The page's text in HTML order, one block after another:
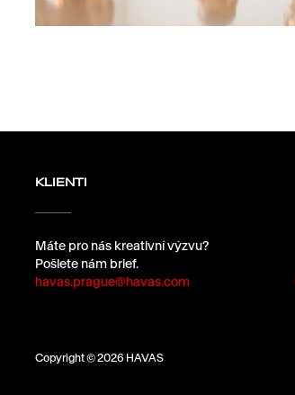
KLIENTI
Máte pro nás kreativní výzvu?
Pošlete nám brief.
havas.prague@havas.com
Copyright © 2026 HAVAS